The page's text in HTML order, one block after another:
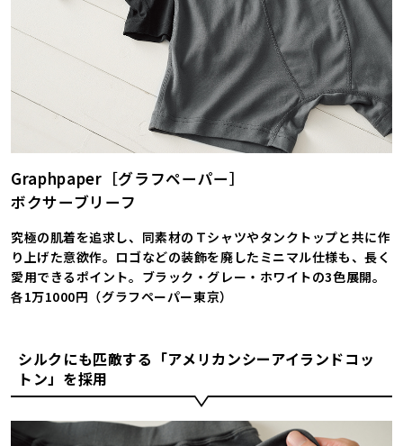
Graphpaper［グラフペーパー］
ボクサーブリーフ
究極の肌着を追求し、同素材のＴシャツやタンクトップと共に作
り上げた意欲作。ロゴなどの装飾を廃したミニマル仕様も、長く
愛用できるポイント。ブラック・グレー・ホワイトの3色展開。
各1万1000円（グラフペーパー東京）
シルクにも匹敵する「アメリカンシーアイランドコッ
トン」を採用